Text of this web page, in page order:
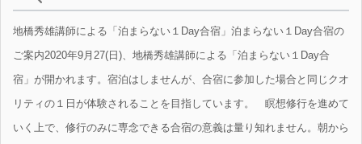
地橋秀雄講師による「泊まらない１Day合宿」泊まらない１Day合宿の
ご案内2020年9月27(日)、地橋秀雄講師による「泊まらない１Day合
宿」が開かれます。宿泊はしませんが、合宿に参加した場合と同じクオ
リティの１日が体験されることを目指しています。 瞑想修行を進めて
いく上で、修行のみに専念できる合宿の意義は量り知れません。朝から